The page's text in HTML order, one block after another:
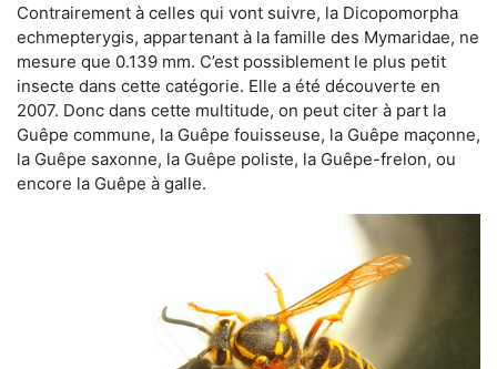
Contrairement à celles qui vont suivre, la Dicopomorpha
echmepterygis, appartenant à la famille des Mymaridae, ne
mesure que 0.139 mm. C’est possiblement le plus petit
insecte dans cette catégorie. Elle a été découverte en
2007. Donc dans cette multitude, on peut citer à part la
Guêpe commune, la Guêpe fouisseuse, la Guêpe maçonne,
la Guêpe saxonne, la Guêpe poliste, la Guêpe-frelon, ou
encore la Guêpe à galle.